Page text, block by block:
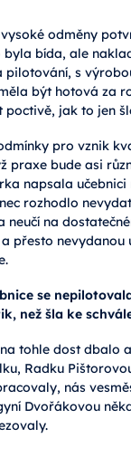
odměny
bída, ale
pilotování, s
být hotová za
poctivě, jak to jen
pro vznik
praxe bude asi
napsala učebnici
rozhodlo
neučí na
přesto nevydanou
se
než šla ke
tohle dost dbalo
Radku
nás
Dvořákovou